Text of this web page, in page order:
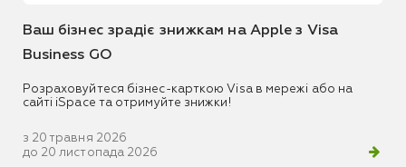
Ваш бізнес зрадіє знижкам на Apple з Visa
Business GO
Розраховуйтеся бізнес-карткою Visa в мережі або на
сайті iSpace та отримуйте знижки!
з 20 травня 2026
до 20 листопада 2026